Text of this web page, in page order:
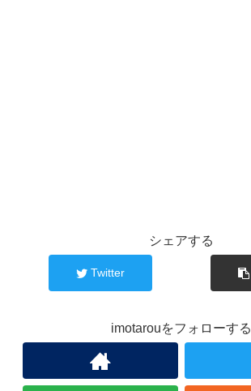
シェアする
Twitter
imotarouをフォローする